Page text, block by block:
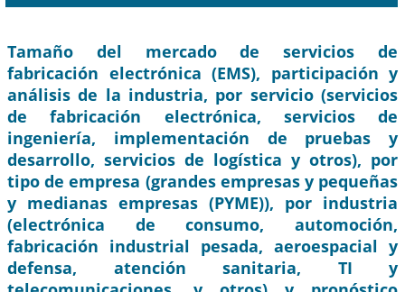
Tamaño del mercado de servicios de
fabricación electrónica (EMS), participación y
análisis de la industria, por servicio (servicios
de fabricación electrónica, servicios de
ingeniería, implementación de pruebas y
desarrollo, servicios de logística y otros), por
tipo de empresa (grandes empresas y pequeñas
y medianas empresas (PYME)), por industria
(electrónica de consumo, automoción,
fabricación industrial pesada, aeroespacial y
defensa, atención sanitaria, TI y